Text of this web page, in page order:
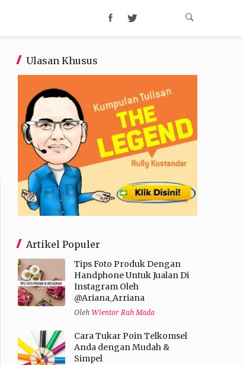
Ulasan Khusus
Artikel Populer
Tips Foto Produk Dengan
Handphone Untuk Jualan Di
Instagram Oleh
@Ariana_Arriana
Oleh Wientor Rah Mada
Cara Tukar Poin Telkomsel
Anda dengan Mudah &
Simpel